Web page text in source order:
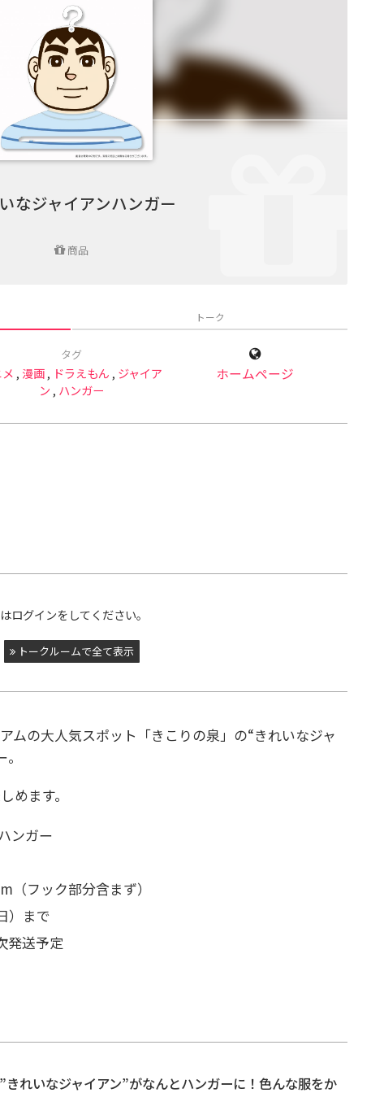
なジャイアンハンガー
商品
トーク
タグ
, 漫画, ドラえもん , ジャイア
ン , ハンガー
ホームページ
ログインをしてください。
トークルームで全て表示
ムの大人気スポット「きこりの泉」の“きれいなジャ
めます。
ンガー
フック部分含まず）
）まで
発送予定
きれいなジャイアン”がなんとハンガーに！色んな服をか